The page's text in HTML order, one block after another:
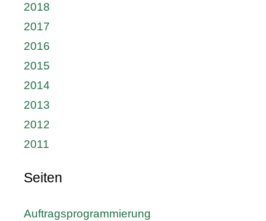
2018
2017
2016
2015
2014
2013
2012
2011
Seiten
Auftragsprogrammierung